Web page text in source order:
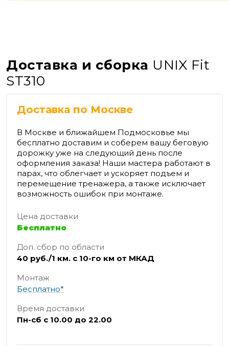
Доставка и сборка UNIX Fit
ST310
Доставка по Москве
В Москве и ближайшем Подмосковье мы
бесплатно доставим и соберем вашу беговую
дорожку уже на следующий день после
оформления заказа! Наши мастера работают в
парах, что облегчает и ускоряет подъем и
перемещение тренажера, а также исключает
возможность ошибок при монтаже.
Цена доставки
Бесплатно
Доп. сбор по области
40 руб./1 км. с 10-го км от МКАД
Монтаж
Бесплатно*
Время доставки
Пн-сб с 10.00 до 22.00